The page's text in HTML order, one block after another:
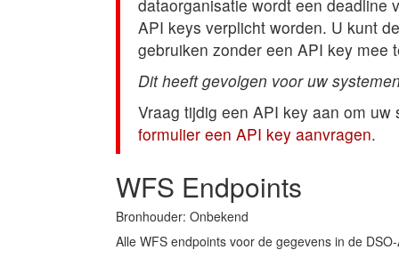
dataorganisatie wordt een deadline
API keys verplicht worden. U kunt
gebruiken zonder een API key mee
Dit heeft gevolgen voor uw
Vraag tijdig een API key aan om
formulier een API key aanvragen.
WFS Endpoints
Bronhouder: Onbekend
Alle WFS endpoints voor de gegevens in de